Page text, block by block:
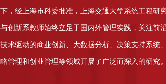
下，经上海市科委批准，上海交通大学系统工程研
与创新系教师始终立足于国内外管理实践，关注前
技术驱动的商业创新、大数据分析、决策支持系统
略管理和创业管理等领域开展了广泛而深入的研究
共享学术交流与合作的平台，定期邀请国内外知名